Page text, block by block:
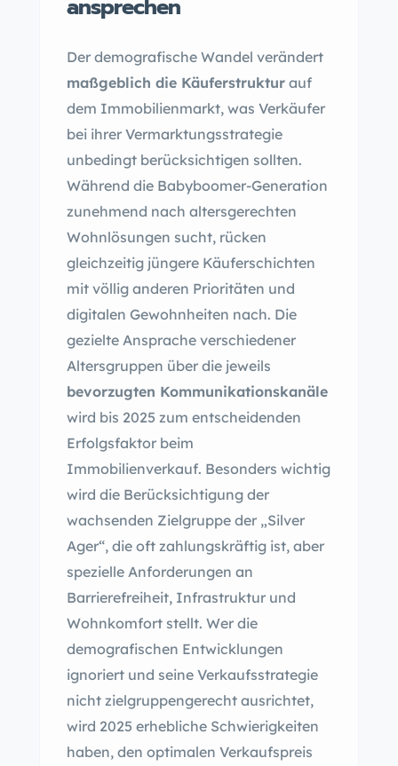
ansprechen
Der demografische Wandel verändert
maßgeblich die Käuferstruktur auf
dem Immobilienmarkt, was Verkäufer
bei ihrer Vermarktungsstrategie
unbedingt berücksichtigen sollten.
Während die Babyboomer-Generation
zunehmend nach altersgerechten
Wohnlösungen sucht, rücken
gleichzeitig jüngere Käuferschichten
mit völlig anderen Prioritäten und
digitalen Gewohnheiten nach. Die
gezielte Ansprache verschiedener
Altersgruppen über die jeweils
bevorzugten Kommunikationskanäle
wird bis 2025 zum entscheidenden
Erfolgsfaktor beim
Immobilienverkauf. Besonders wichtig
wird die Berücksichtigung der
wachsenden Zielgruppe der „Silver
Ager“, die oft zahlungskräftig ist, aber
spezielle Anforderungen an
Barrierefreiheit, Infrastruktur und
Wohnkomfort stellt. Wer die
demografischen Entwicklungen
ignoriert und seine Verkaufsstrategie
nicht zielgruppengerecht ausrichtet,
wird 2025 erhebliche Schwierigkeiten
haben, den optimalen Verkaufspreis